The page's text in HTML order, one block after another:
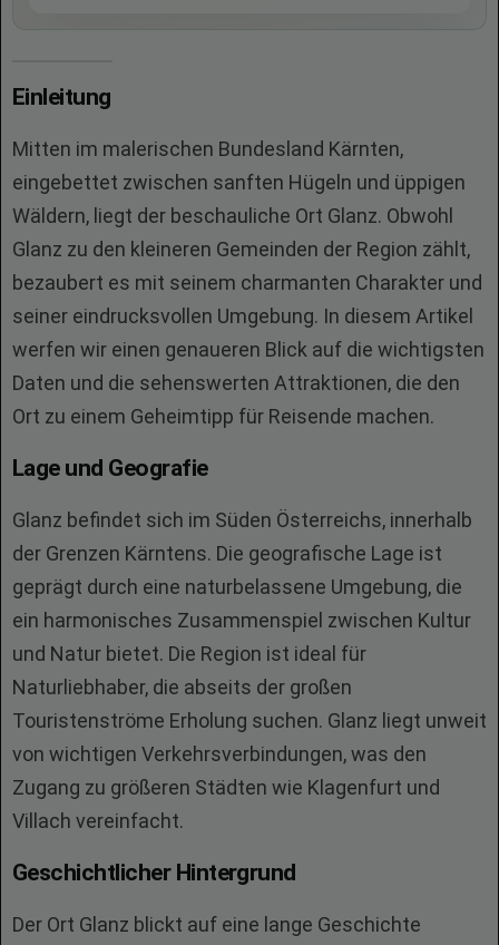
Einleitung
Mitten im malerischen Bundesland Kärnten,
eingebettet zwischen sanften Hügeln und üppigen
Wäldern, liegt der beschauliche Ort Glanz. Obwohl
Glanz zu den kleineren Gemeinden der Region zählt,
bezaubert es mit seinem charmanten Charakter und
seiner eindrucksvollen Umgebung. In diesem Artikel
werfen wir einen genaueren Blick auf die wichtigsten
Daten und die sehenswerten Attraktionen, die den
Ort zu einem Geheimtipp für Reisende machen.
Lage und Geografie
Glanz befindet sich im Süden Österreichs, innerhalb
der Grenzen Kärntens. Die geografische Lage ist
geprägt durch eine naturbelassene Umgebung, die
ein harmonisches Zusammenspiel zwischen Kultur
und Natur bietet. Die Region ist ideal für
Naturliebhaber, die abseits der großen
Touristenströme Erholung suchen. Glanz liegt unweit
von wichtigen Verkehrsverbindungen, was den
Zugang zu größeren Städten wie Klagenfurt und
Villach vereinfacht.
Geschichtlicher Hintergrund
Der Ort Glanz blickt auf eine lange Geschichte